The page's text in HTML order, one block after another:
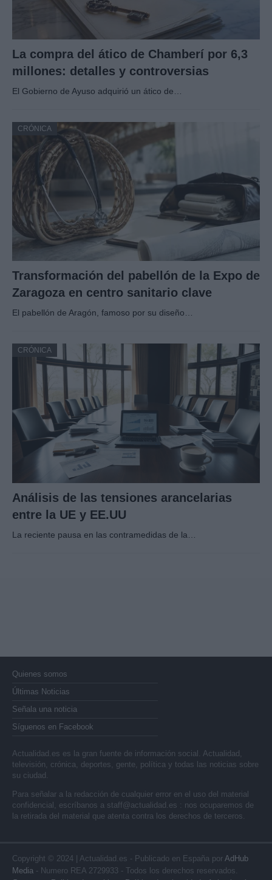
La compra del ático de Chamberí por 6,3
millones: detalles y controversias
El Gobierno de Ayuso adquirió un ático de…
CRÓNICA
Transformación del pabellón de la Expo de
Zaragoza en centro sanitario clave
El pabellón de Aragón, famoso por su diseño…
CRÓNICA
Análisis de las tensiones arancelarias
entre la UE y EE.UU
La reciente pausa en las contramedidas de la…
Quienes somos
Últimas Noticias
Señala una noticia
Síguenos en Facebook
Actualidad.es es la gran fuente de información social. Actualidad,
televisión, crónica, deportes, gente, política y todas las noticias sobre
su ciudad.
Para señalar a la redacción de cualquier error en el uso del material
confidencial, escríbanos a staff@actualidad.es : nos ocuparemos de
la retirada del material que atenta contra los derechos de terceros.
Copyright © 2024 | Actualidad.es - Publicado en España por AdHub
Media - Numero REA 2729933 - Todos los derechos reservados.